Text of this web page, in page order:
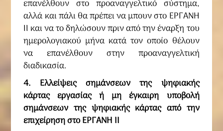
επανέλθουν στο προαναγγελτικό σύστημα,
αλλά και πάλι θα πρέπει να μπουν στο ΕΡΓΑΝΗ
ΙΙ και να το δηλώσουν πριν από την έναρξη του
ημερολογιακού μήνα κατά τον οποίο θέλουν
να επανέλθουν στην προαναγγελτική
διαδικασία.
4. Ελλείψεις σημάνσεων της ψηφιακής
κάρτας εργασίας ή μη έγκαιρη υποβολή
σημάνσεων της ψηφιακής κάρτας από την
επιχείρηση στο ΕΡΓΑΝΗ ΙΙ